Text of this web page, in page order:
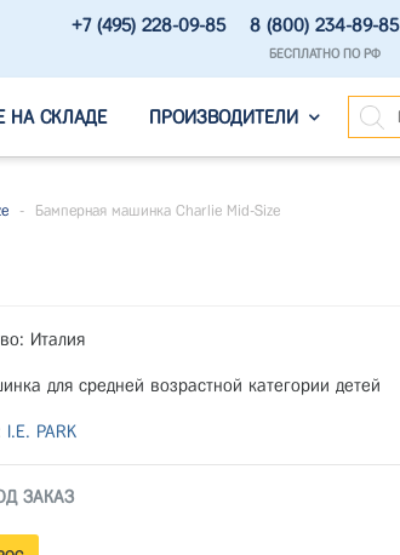
+7 (495) 228-09-85 8 (800) 234-89-85
БЕСПЛАТНО ПО РФ
НА СКЛАДЕ ПРОИЗВОДИТЕЛИ
- Бамперная машинка Charlie Mid-Size
Италия
для средней возрастной категории детей
I.E. PARK
ЗАКАЗ